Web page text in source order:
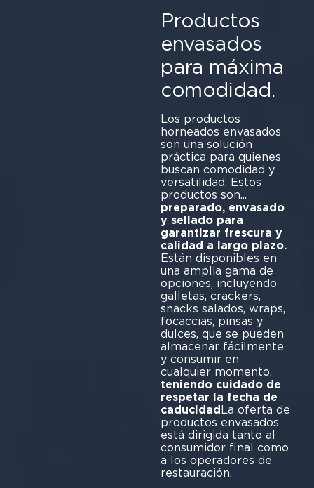
Productos
envasados
para máxima
comodidad.
Los productos
horneados envasados
son una solución
práctica para quienes
buscan comodidad y
versatilidad. Estos
productos son...
preparado, envasado
y sellado para
garantizar frescura y
calidad a largo plazo.
Están disponibles en
una amplia gama de
opciones, incluyendo
galletas, crackers,
snacks salados, wraps,
focaccias, pinsas y
dulces, que se pueden
almacenar fácilmente
y consumir en
cualquier momento.
teniendo cuidado de
respetar la fecha de
caducidadLa oferta de
productos envasados
está dirigida tanto al
consumidor final como
a los operadores de
restauración.